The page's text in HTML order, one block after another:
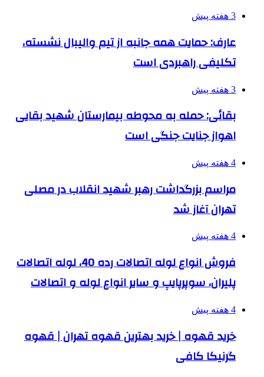
3 هفته پیش
عارف: حمایت همه جانبه از تیم والیبال نشسته،
تکلیفی راهبردی است
3 هفته پیش
بقائی: حمله به محوطه بیمارستان شهید بقایی
اهواز جنایت جنگی است
4 هفته پیش
مراسم بزرگداشت رهبر شهید انقلاب در مصلی
تهران آغاز شد
4 هفته پیش
فروش انواع لوله اتصالات رده 40، لوله اتصالات
پلیران، سوپرپایپ و سایر انواع لوله و اتصالات
4 هفته پیش
خرید قهوه | خرید بهترین قهوه تهران | قهوه
گرنیکا کافی